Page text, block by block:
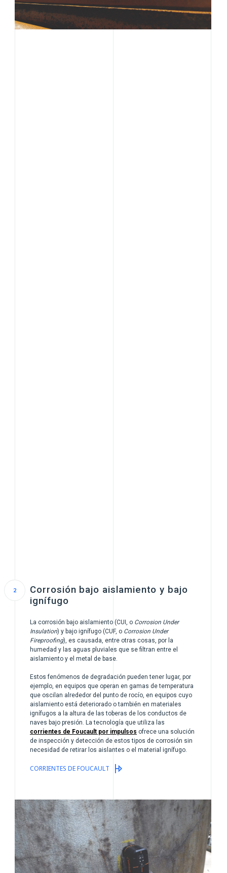
Corrosión bajo aislamiento y bajo
ignífugo
La corrosión bajo aislamiento (CUI, o Corrosion Under
Insulation) y bajo ignífugo (CUF, o Corrosion Under
Fireproofing), es causada, entre otras cosas, por la
humedad y las aguas pluviales que se filtran entre el
aislamiento y el metal de base.
Estos fenómenos de degradación pueden tener lugar, por
ejemplo, en equipos que operan en gamas de temperatura
que oscilan alrededor del punto de rocío, en equipos cuyo
aislamiento está deteriorado o también en materiales
ignífugos a la altura de las toberas de los conductos de
naves bajo presión. La tecnología que utiliza las
corrientes de Foucault por impulsos ofrece una solución
de inspección y detección de estos tipos de corrosión sin
necesidad de retirar los aislantes o el material ignífugo.
CORRIENTES DE FOUCAULT